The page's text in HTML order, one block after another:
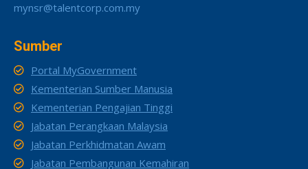
mynsr@talentcorp.com.my
Sumber
Portal MyGovernment
Kementerian Sumber Manusia
Kementerian Pengajian Tinggi
Jabatan Perangkaan Malaysia
Jabatan Perkhidmatan Awam
Jabatan Pembangunan Kemahiran